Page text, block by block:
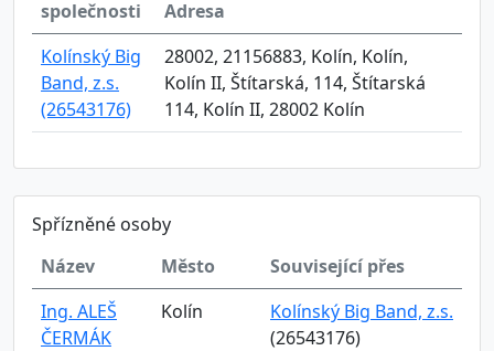
společnosti
Adresa
Kolínský Big
Band, z.s.
(26543176)
28002, 21156883, Kolín, Kolín,
Kolín II, Štítarská, 114, Štítarská
114, Kolín II, 28002 Kolín
Spřízněné osoby
Název
Město
Související přes
Ing. ALEŠ
ČERMÁK
Kolín
Kolínský Big Band, z.s.
(26543176)